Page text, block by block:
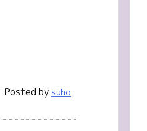
Posted by suho